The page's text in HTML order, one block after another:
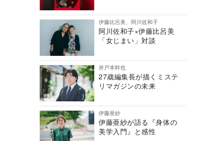
伊藤比呂美、阿川佐和子
阿川佐和子×伊藤比呂美
「女じまい」対談
井戸本幹也
27歳編集長が描くミステ
リマガジンの未来
伊藤亜紗
伊藤亜紗が語る『身体の
美学入門』と感性